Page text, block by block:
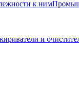
к ним
и